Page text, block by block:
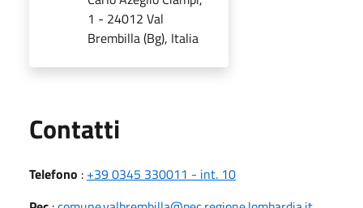
1 - 24012 Val
Brembilla (Bg), Italia
Contatti
Telefono : +39 0345 330011 - int. 10